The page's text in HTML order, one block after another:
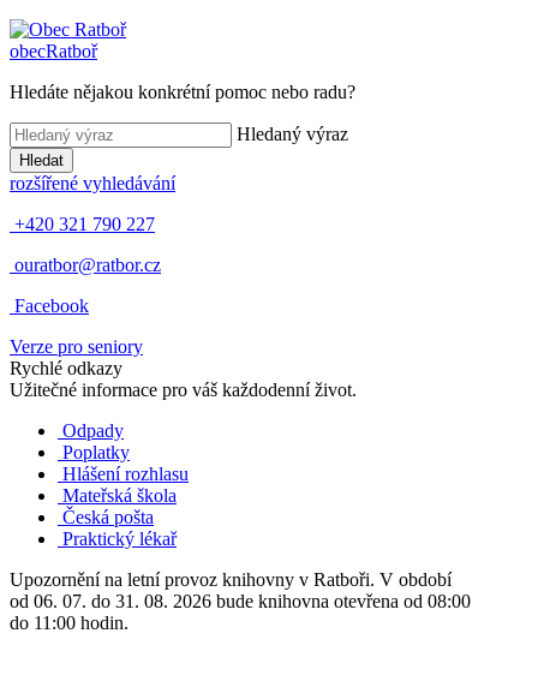
obecRatboř
Hledáte nějakou konkrétní pomoc nebo radu?
Hledaný výraz
Hledat
rozšířené vyhledávání
+420 321 790 227
ouratbor@ratbor.cz
Facebook
Verze pro seniory
Rychlé odkazy
Užitečné informace pro váš každodenní život.
Odpady
Poplatky
Hlášení rozhlasu
Mateřská škola
Česká pošta
Praktický lékař
Upozornění na letní provoz knihovny v Ratboři. V období
od 06. 07. do 31. 08. 2026 bude knihovna otevřena od 08:00
do 11:00 hodin.